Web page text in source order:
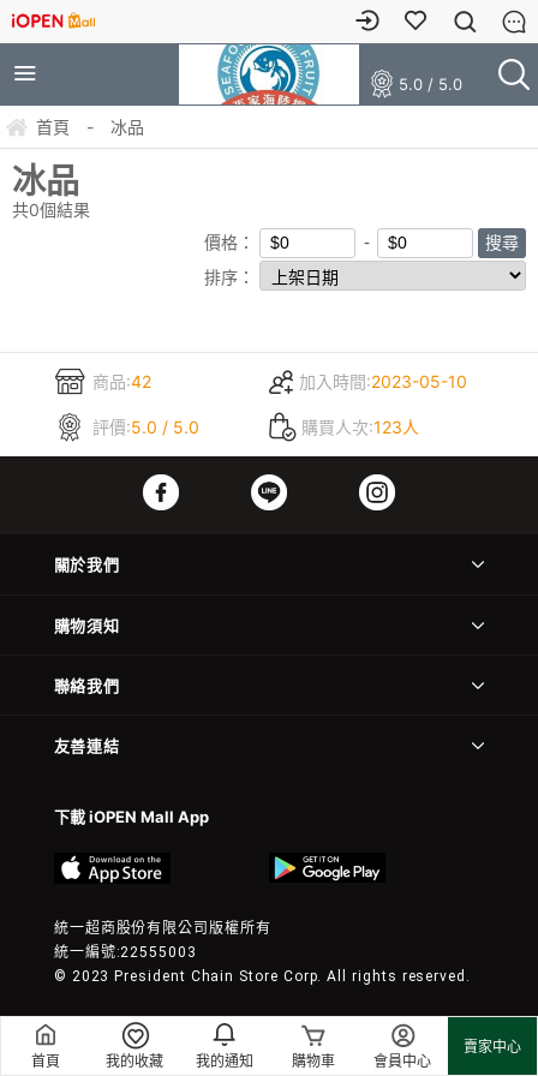
首頁 我的收藏 我的通知 購物車 會員中心
賣家中心
5.0 / 5.0
首頁 - 冰品
冰品
共0個結果
價格：
排序：
商品:42 加入時間:2023-05-10
評價:5.0 / 5.0 購買人次:123人
關於我們
購物須知
聯絡我們
友善連結
下載 iOPEN Mall App
統一超商股份有限公司版權所有
統一編號:22555003
© 2023 President Chain Store Corp. All rights reserved.